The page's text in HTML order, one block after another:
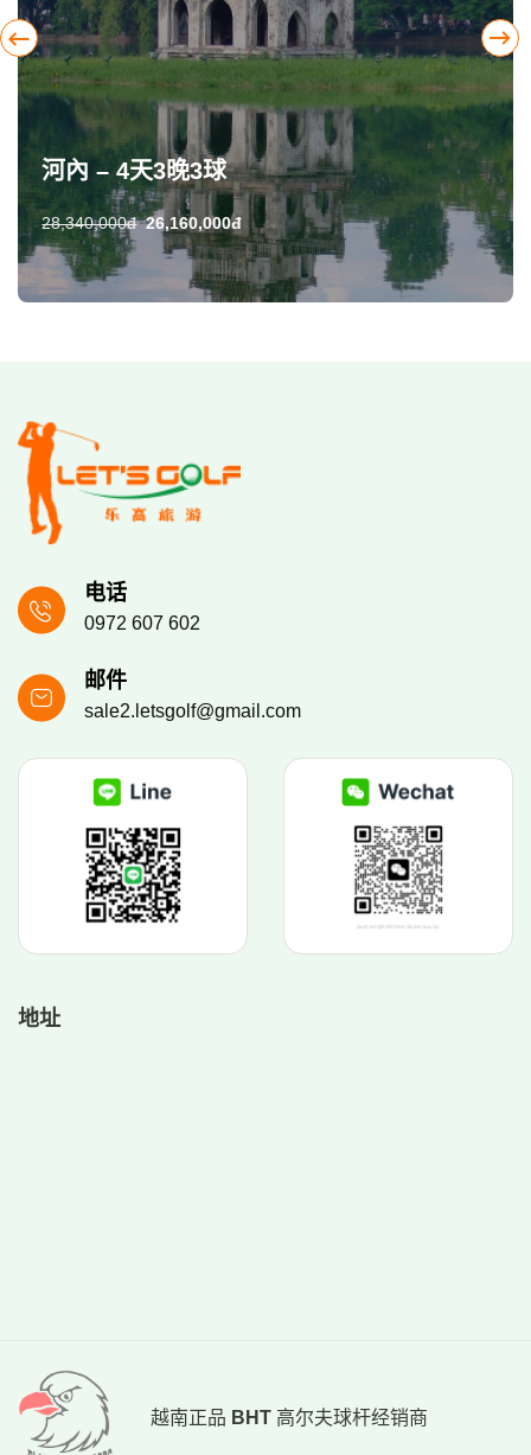
河內 – 4天3晚3球
28,340,000đ 26,160,000đ
电话
0972 607 602
邮件
sale2.letsgolf@gmail.com
地址
越南正品 BHT 高尔夫球杆经销商